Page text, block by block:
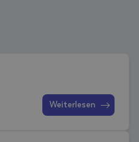
Weiterlesen